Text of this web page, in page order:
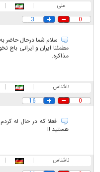
علی |
|
0
3
سلام شما درحال حاضر
مطمئنا ایران و ایرانی باج
مذاکره.
ناشناس |
|
0
16
فعلا که در حال له
هستید !!
ناشناس |
|